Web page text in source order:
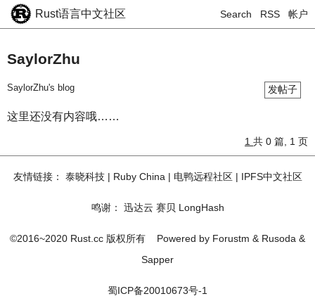
Rust语言中文社区 Search RSS 帐户
SaylorZhu
发帖子
SaylorZhu's blog
这里还没有内容哦……
1 共 0 篇, 1 页
友情链接： 泰晓科技| Ruby China | 电鸭远程社区| IPFS中文社区
鸣谢： 迅达云 赛贝 LongHash
©2016~2020 Rust.cc 版权所有 Powered by Forustm & Rusoda &
Sapper
蜀ICP备20010673号-1